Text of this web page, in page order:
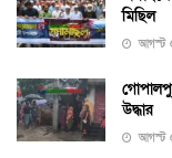
মিছিল
আগস্ট
উদ্ধার
আগস্ট